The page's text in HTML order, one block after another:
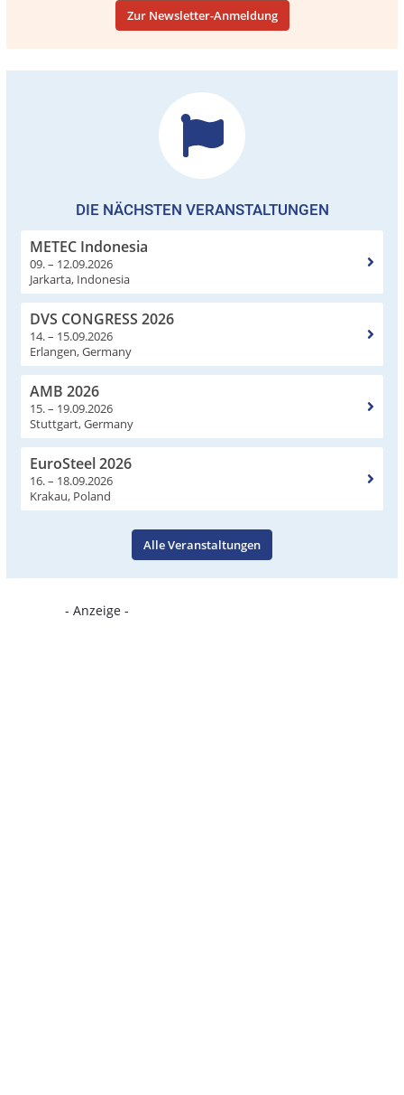
Zur Newsletter-Anmeldung
DIE NÄCHSTEN VERANSTALTUNGEN
METEC Indonesia
09. – 12.09.2026
Jarkarta, Indonesia
DVS CONGRESS 2026
14. – 15.09.2026
Erlangen, Germany
AMB 2026
15. – 19.09.2026
Stuttgart, Germany
EuroSteel 2026
16. – 18.09.2026
Krakau, Poland
Alle Veranstaltungen
- Anzeige -